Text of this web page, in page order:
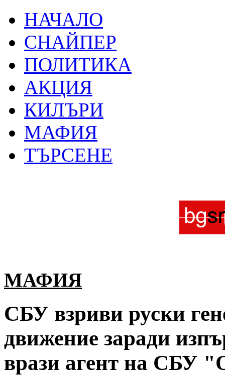
НАЧАЛО
СНАЙПЕР
ПОЛИТИКА
АКЦИЯ
КИЛЪРИ
МАФИЯ
ТЪРСЕНЕ
МАФИЯ
СБУ взриви руски
движение заради
врази агент на СБУ